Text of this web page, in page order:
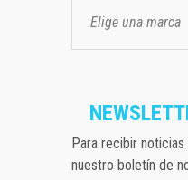
Elige una marca
Para recibir
nuestro boletín de